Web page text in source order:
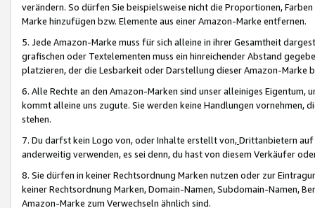
verändern. So dürfen Sie beispielsweise nicht die Proportionen,
Marke hinzufügen bzw. Elemente aus einer Amazon-Marke entfernen.
5. Jede Amazon-Marke muss für sich alleine in ihrer Gesamtheit
grafischen oder Textelementen muss ein hinreichender Abstand
platzieren, der die Lesbarkeit oder Darstellung dieser Amazon-Marke
6. Alle Rechte an den Amazon-Marken sind unser alleiniges
kommt alleine uns zugute. Sie werden keine Handlungen vornehmen,
stehen.
7. Du darfst kein Logo von, oder Inhalte erstellt von,Drittanbietern auf
anderweitig verwenden, es sei denn, du hast von diesem Verkäufer
8. Sie dürfen in keiner Rechtsordnung Marken nutzen oder zur
keiner Rechtsordnung Marken, Domain-Namen, Subdomain-Namen,
Amazon-Marke zum Verwechseln ähnlich sind.